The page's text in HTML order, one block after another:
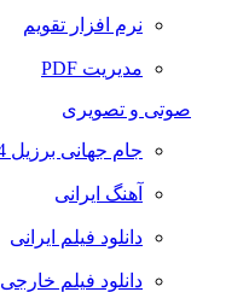
نرم افزار تقویم
مدیریت PDF
صوتی و تصویری
جام جهانی برزیل 2014
آهنگ ایرانی
دانلود فیلم ایرانی
دانلود فیلم خارجی